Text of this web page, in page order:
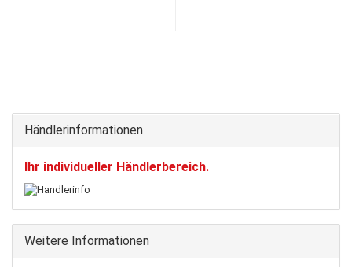
Händlerinformationen
Ihr individueller Händlerbereich.
Weitere Informationen